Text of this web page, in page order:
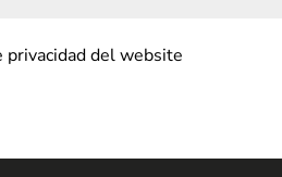
del website